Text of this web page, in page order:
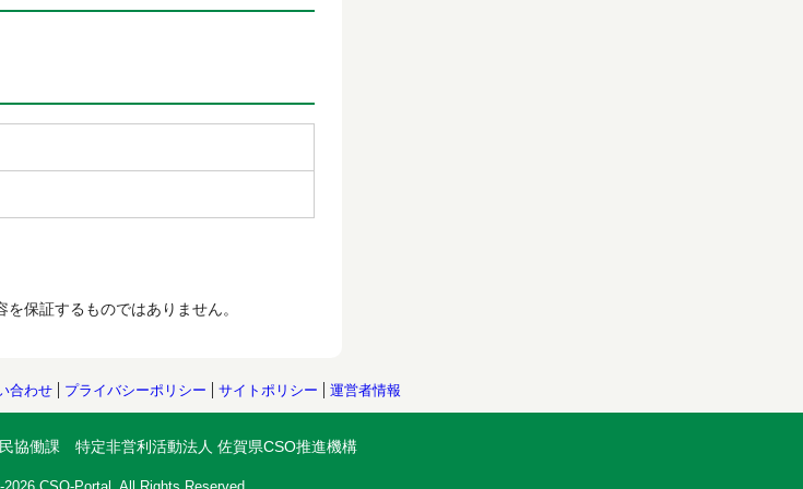
保証するものではありません。
合わせ プライバシーポリシー サイトポリシー 運営者情報
協働課 特定非営利活動法人 佐賀県CSO推進機構